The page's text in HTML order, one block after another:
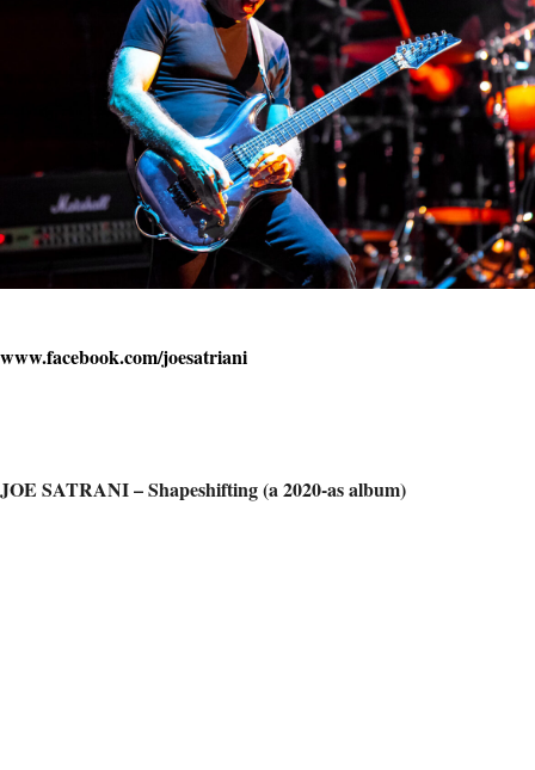
www.facebook.com/joesatriani
JOE SATRANI – Shapeshifting (a 2020-as album)